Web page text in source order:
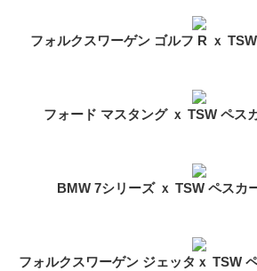
フォルクスワーゲン ゴルフ R ｘ
フォード マスタング ｘ TSW ペ
BMW 7シリーズ ｘ TSW ペス
フォルクスワーゲン ジェッタｘ TSW